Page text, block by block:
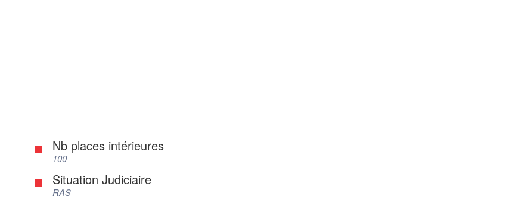
Nb places intérieures
100
Situation Judiciaire
RAS